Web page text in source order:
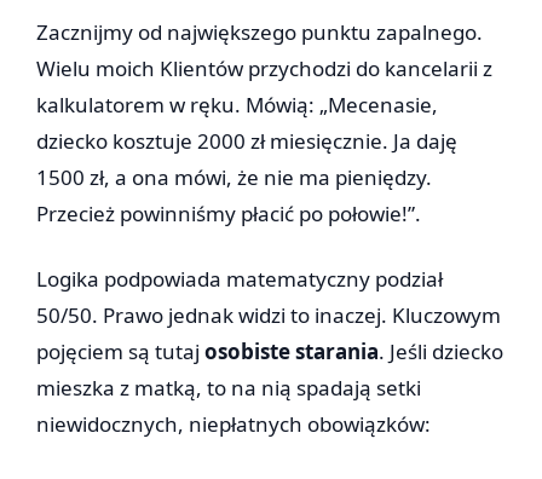
Zacznijmy od największego punktu zapalnego.
Wielu moich Klientów przychodzi do kancelarii z
kalkulatorem w ręku. Mówią: „Mecenasie,
dziecko kosztuje 2000 zł miesięcznie. Ja daję
1500 zł, a ona mówi, że nie ma pieniędzy.
Przecież powinniśmy płacić po połowie!”.
Logika podpowiada matematyczny podział
50/50. Prawo jednak widzi to inaczej. Kluczowym
pojęciem są tutaj osobiste starania. Jeśli dziecko
mieszka z matką, to na nią spadają setki
niewidocznych, niepłatnych obowiązków: